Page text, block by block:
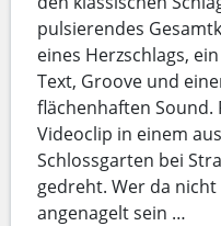
pulsierendes
eines Herzschlags,
Text, Groove und
flächenhaften Sound.
Videoclip in einem
Schlossgarten bei
gedreht. Wer da
angenagelt sein …